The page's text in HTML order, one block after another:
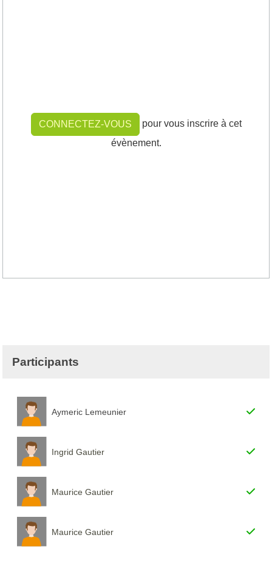
CONNECTEZ-VOUS
pour vous inscrire à cet
évènement.
Participants
Aymeric Lemeunier
Ingrid Gautier
Maurice Gautier
Maurice Gautier